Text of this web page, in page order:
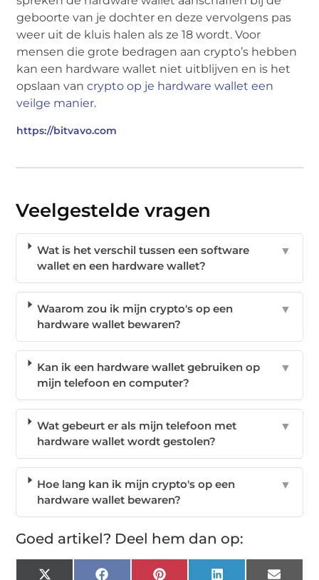
geboorte van je dochter en deze vervolgens pas
weer uit de kluis halen als ze 18 wordt. Voor
mensen die grote bedragen aan crypto’s hebben
kan een hardware wallet niet uitblijven en is het
opslaan van crypto op je hardware wallet een
veilge manier.
https://bitvavo.com
Veelgestelde vragen
Wat is het verschil tussen een software
wallet en een hardware wallet?
▼
Waarom zou ik mijn crypto's op een
hardware wallet bewaren?
▼
Kan ik een hardware wallet gebruiken op
mijn telefoon en computer?
▼
Wat gebeurt er als mijn telefoon met
hardware wallet wordt gestolen?
▼
Hoe lang kan ik mijn crypto's op een
hardware wallet bewaren?
▼
Goed artikel? Deel hem dan op: